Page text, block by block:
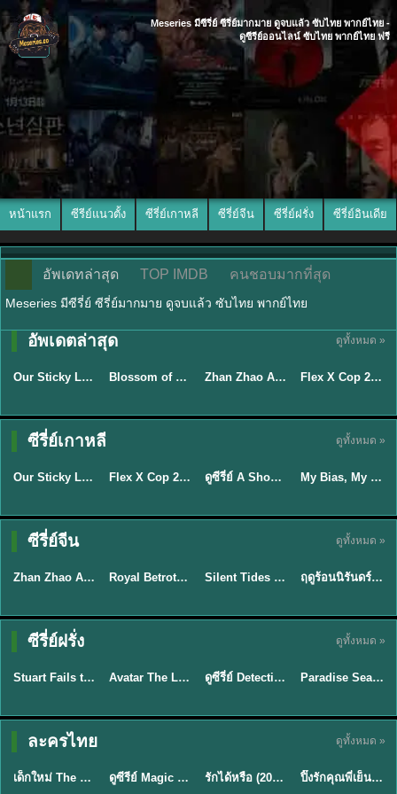
Meseries มีซีรี่ย์ ซีรี่ย์มากมาย ดูจบแล้ว ซับไทย พากย์ไทย -
ดูซีรีย์ออนไลน์ ซับไทย พากย์ไทย ฟรี
หน้าแรก ซีรีย์แนวตั้ง ซีรี่ย์เกาหลี ซีรี่ย์จีน ซีรี่ย์ฝรั่ง ซีรี่ย์อินเดีย
อัพเดทล่าสุด TOP IMDB คนชอบมากที่สุด
Meseries มีซีรี่ย์ ซีรี่ย์มากมาย ดูจบแล้ว ซับไทย พากย์ไทย
อัพเดตล่าสุด ดูทั้งหมด »
★6
ซับไทย
Our Sticky Love รักติดหนึบ (2026) พากย์ไทย ซับไทย EP.1-12 Blossom of Power (2026) บุหงาซ่อนคม พากย์ไทย ซับไทย EP1-36 ★5 Zhan Zhao Adventures จั่นเจาตะลุยยุทธภพ (2026) พากย์ไทย ซับไทย EP.1-37 (จบ) ★8
ซับไทย
Flex X Cop 2 คุณชายสายสืบ ซีซั่น 2 (2026) พากย์ไทย ซับไทย EP.1-14
ซีรี่ย์เกาหลี ดูทั้งหมด »
★6
ซับไทย
Our Sticky Love รักติดหนึบ (2026) พากย์ไทย ซับไทย EP.1-12 ★8 Flex X Cop 2 คุณชายสายสืบ ซีซั่น 2 (2026) พากย์ไทย ซับไทย EP.1-14 ★8 EP.16ดูซีรี่ย์ A Shop for Killers 2 ร้านลับนักฆ่า ซีซัน 2 (2026) ซับไทย-พากย์ไทย
ซับไทย
My Bias, My Boss เมื่อเมนฉันเป็นประธานบริษัท (2026) พากย์ไทย ซับไทย EP.1-12
ซีรี่ย์จีน ดูทั้งหมด »
★5
พากย์ไทย
Zhan Zhao Adventures จั่นเจาตะลุยยุทธภพ (2026) พากย์ไทย ซับไทย EP.1-37 (จบ) ★9 Royal Betrothal (2026) สัญญาวิวาห์แห่งราชวงศ์ พากย์ไทย ซับไทย EP1-32 ★9.5 Silent Tides คลื่นลมลวง (2025) พากย์ไทย ซับไทย EP.1-31 ★8.8
พากย์ไทย
ฤดูร้อนนิรันดร์ (2026) Never-Ending Summer พากย์ไทย EP.1-29
ซีรี่ย์ฝรั่ง ดูทั้งหมด »
★9.3
พากย์ไทย
Stuart Fails to Save the Universe สจ๊วตล่มแผนกู้จักรวาล (2026) พากย์ไทย ซับไทย EP.1-10 ★7.8 EP.7Avatar The Last Airbender 2 เณรน้อยเจ้าอภินิหาร พากย์ไทย EP.9ดูซีรี่ย์ Detective Hole (2026) พากย์ไทย HD ฟรี อัปเดตล่าสุด Netflix EP.8
พากย์ไทย
Paradise Season 2 (2026) พากย์ไทย EP1-8 ดูซีรี่ย์ฝรั่ง HD ครบทุกตอน
ละครไทย ดูทั้งหมด »
★ 8 EP.6
พากย์ไทย
เด็กใหม่ The Reset 2026 EP1-6 พากย์ไทย ดูซีรี่ย์ Netflix ล่าสุด HD ดูซีรีย์ Magic Move (2026) ทำนายทายรัก Thai EP.1-10 HD รักได้หรือ (2026) YOUNG Let's Begin Again พากย์ไทย EP.1-19 ★8
พากย์ไทย
ปิ๊งรักคุณพี่เย็นชา (2026) Frozen Valentine EP.1-10 (จบ)